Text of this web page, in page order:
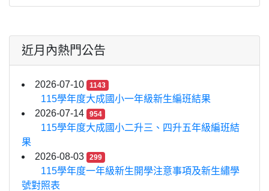
近月內熱門公告
2026-07-10 1143
115學年度大成國小一年級新生編班結果
2026-07-14
954
115學年度大成國小二升三、四升五年級編班結
果
2026-08-03
299
115學年度一年級新生開學注意事項及新生繡學
號對照表